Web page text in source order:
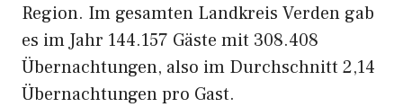
Region. Im gesamten Landkreis Verden gab
es im Jahr 144.157 Gäste mit 308.408
Übernachtungen, also im Durchschnitt 2,14
Übernachtungen pro Gast.